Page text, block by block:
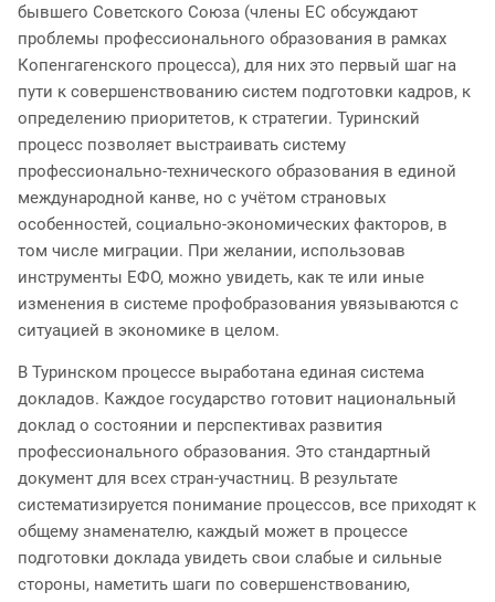
бывшего Советского Союза (члены ЕС обсуждают
проблемы профессионального образования в рамках
Копенгагенского процесса), для них это первый шаг на
пути к совершенствованию систем подготовки кадров, к
определению приоритетов, к стратегии. Туринский
процесс позволяет выстраивать систему
профессионально-технического образования в единой
международной канве, но с учётом страновых
особенностей, социально-экономических факторов, в
том числе миграции. При желании, использовав
инструменты ЕФО, можно увидеть, как те или иные
изменения в системе профобразования увязываются с
ситуацией в экономике в целом.
В Туринском процессе выработана единая система
докладов. Каждое государство готовит национальный
доклад о состоянии и перспективах развития
профессионального образования. Это стандартный
документ для всех стран-участниц. В результате
систематизируется понимание процессов, все приходят к
общему знаменателю, каждый может в процессе
подготовки доклада увидеть свои слабые и сильные
стороны, наметить шаги по совершенствованию,